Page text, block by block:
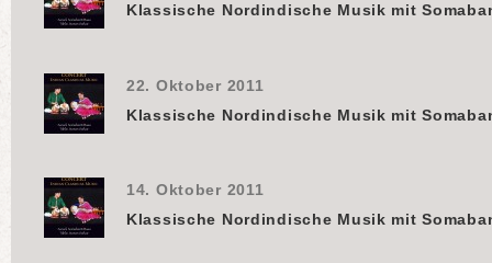
Klassische Nordindische Musik mit
22. Oktober 2011
Klassische Nordindische Musik mit
14. Oktober 2011
Klassische Nordindische Musik mit